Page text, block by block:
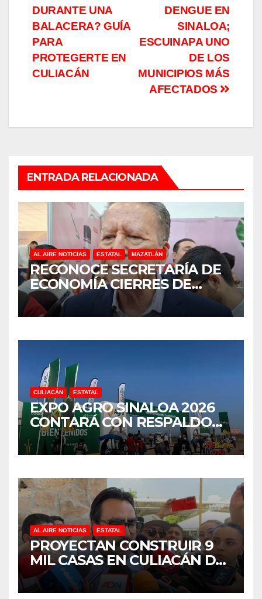
de
entradas
DENGUE EN
SINALOA;
ESCUINAPA UNO
DE LOS
MUNICIPIOS MÁS
AFECTADOS
DURANTE UNA
BALACERA? GUÍA
PARA
PROTEGERTE EN
CULIACÁN
ENTRADA RELACIONADA
AL AIRE NOTICIAS ESTATAL MAZATLÁN
RECONOCE SECRETARÍA DE
ECONOMÍA CIERRES DE
NEGOCIOS EN SINALOA,
PERO SIN UNA CIFRA OFICIAL
CULIACÁN ESTATAL
EXPO AGRO SINALOA 2026
CONTARÁ CON RESPALDO
FINANCIERO Y SEGURIDAD
REFORZADA
AL AIRE NOTICIAS ESTATAL
PROYECTAN CONSTRUIR 9
MIL CASAS EN CULIACÁN DEL
PROGRAMA VIVIENDAS DEL
BIENESTAR